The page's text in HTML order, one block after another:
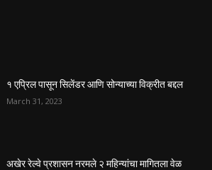
१ एप्रिल पासून सिलेंडर आणि सोन्याच्या विक्रीत बद्दल
March 31, 2023
अखेर रेल्वे प्रशासन नरमले २ महिन्यांचा मागितला वेळ